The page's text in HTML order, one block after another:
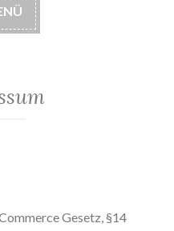
Gesetz, §14